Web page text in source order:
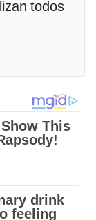
todos